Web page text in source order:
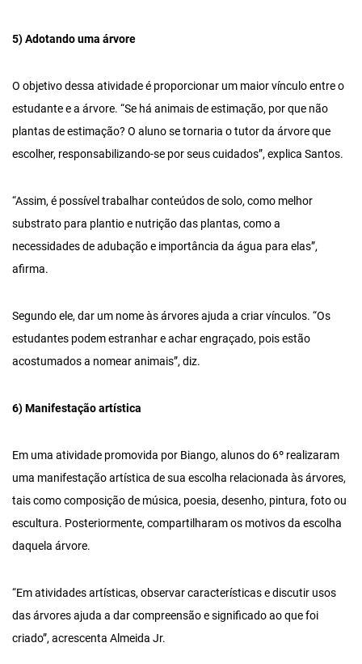
5) Adotando uma árvore
O objetivo dessa atividade é proporcionar um maior vínculo entre o
estudante e a árvore. “Se há animais de estimação, por que não
plantas de estimação? O aluno se tornaria o tutor da árvore que
escolher, responsabilizando-se por seus cuidados”, explica Santos.
“Assim, é possível trabalhar conteúdos de solo, como melhor
substrato para plantio e nutrição das plantas, como a
necessidades de adubação e importância da água para elas”,
afirma.
Segundo ele, dar um nome às árvores ajuda a criar vínculos. “Os
estudantes podem estranhar e achar engraçado, pois estão
acostumados a nomear animais”, diz.
6) Manifestação artística
Em uma atividade promovida por Biango, alunos do 6º realizaram
uma manifestação artística de sua escolha relacionada às árvores,
tais como composição de música, poesia, desenho, pintura, foto ou
escultura. Posteriormente, compartilharam os motivos da escolha
daquela árvore.
“Em atividades artísticas, observar características e discutir usos
das árvores ajuda a dar compreensão e significado ao que foi
criado”, acrescenta Almeida Jr.